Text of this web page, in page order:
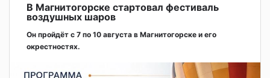
В Магнитогорске стартовал фестиваль
воздушных шаров
Он пройдёт с 7 по 10 августа в Магнитогорске и его
окрестностях.